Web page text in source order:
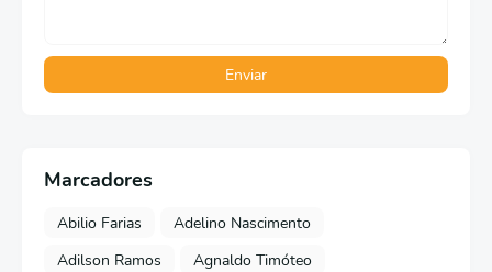
Marcadores
Abilio Farias
Adelino Nascimento
Adilson Ramos
Agnaldo Timóteo